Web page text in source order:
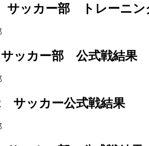
サッカー部 トレーニン
ッカー部 公式戦結果
サッカー公式戦結果